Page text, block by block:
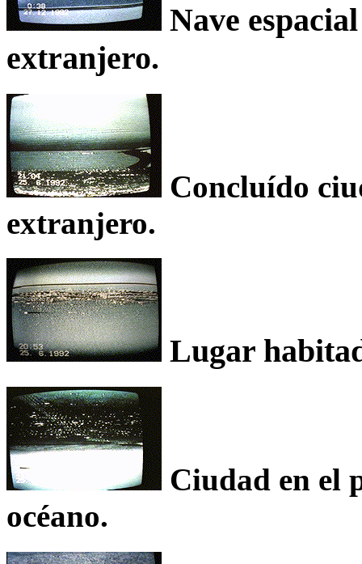
Nave
extranjero.
Concluído
extranjero.
Lugar
Ciudad en el
océano.